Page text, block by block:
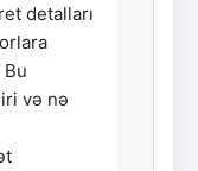
detalları
Bu
və nə